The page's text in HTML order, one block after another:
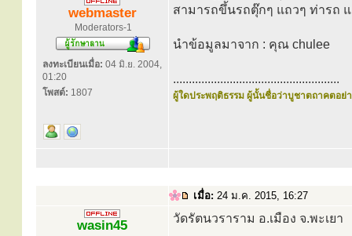
webmaster
Moderators-1
ลงทะเบียนเมื่อ: 04 มิ.ย. 2004,
01:20
โพสต์: 1807
สามารถขึ้นรถตุ๊กๆ แถวๆ ท่ารถ
นำข้อมูลมาจาก : คุณ chulee
.....................................................
ผู้ใดประพฤติธรรม ผู้นั้นชื่อว่าบูชาตถาคตอย่า
เมื่อ: 24 ม.ค. 2015, 16:27
wasin45 วัดรัตนวราราม อ.เมือง จ.พะเยา